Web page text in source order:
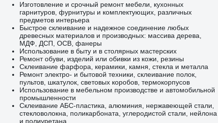
Изготовление и срочный ремонт мебели, кухонных
гарнитуров, фурнитуры и комплектующих, различных
предметов интерьера
Быстрое склеивание и надежное соединение любых
древесных материалов и производных: массива дерева,
МДФ, ДСП, ОСВ, фанеры
Использование в быту и в столярных мастерских
Ремонт обуви, изделий или обивки из кожи, резины
Склеивание фарфора, керамики, камня, стекла и металла
Ремонт электро- и бытовой техники, склеивание полок,
пультов, шкатулок, световых коробов, термокорпусов
Использование в мебельном производстве и автомобильной
промышленности
Склеивание AБС-пластика, алюминия, нержавеющей стали,
стекловолокна, поликарбоната, углеродистой стали, нейлона
и полиуретана